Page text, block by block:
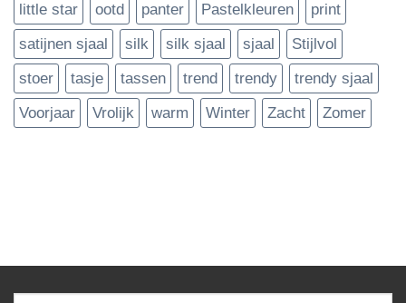
little star
ootd panter Pastelkleuren
print
satijnen sjaal
silk silk sjaal sjaal
Stijlvol
stoer
tasje tassen trend trendy
trendy sjaal
Voorjaar
Vrolijk warm Winter Zacht Zomer